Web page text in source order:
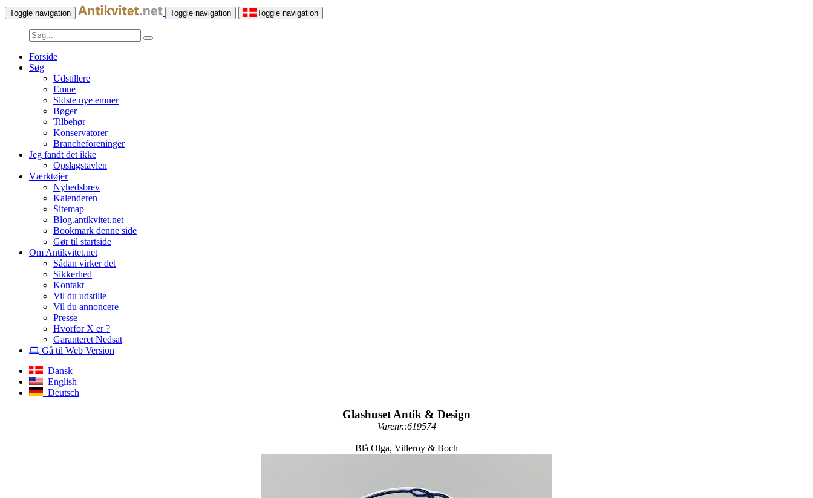
Toggle navigation Toggle navigation Toggle navigation
Forside
Søg
Udstillere
Emne
Sidste nye emner
Bøger
Tilbehør
Konservatorer
Brancheforeninger
Jeg fandt det ikke
Opslagstavlen
Værktøjer
Nyhedsbrev
Kalenderen
Sitemap
Blog.antikvitet.net
Bookmark denne side
Gør til startside
Om Antikvitet.net
Sådan virker det
Sikkerhed
Kontakt
Vil du udstille
Vil du annoncere
Presse
Hvorfor X er ?
Garanteret Nedsat
Gå til Web Version
Dansk
English
Deutsch
Glashuset Antik & Design
Varenr.:619574
Blå Olga, Villeroy & Boch